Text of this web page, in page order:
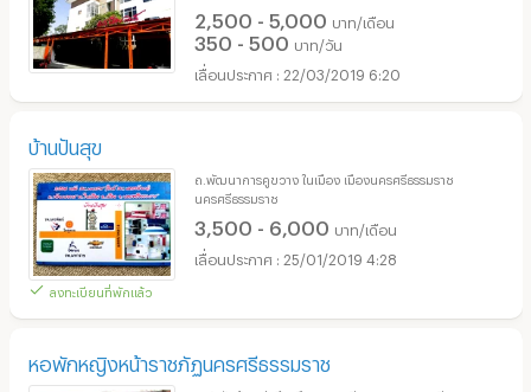
2,500 - 5,000 บาท/เดือน
350 - 500 บาท/วัน
22/03/2019 6:20
บ้านปันสุข
ลงทะเบียนที่พักแล้ว
ถ.พัฒนาการคูขวาง ในเมือง เมืองนครศรีธรรมราช
นครศรีธรรมราช
3,500 - 6,000 บาท/เดือน
25/01/2019 4:28
หอพักหญิงหน้าราชภัฏนครศรีธรรมราช